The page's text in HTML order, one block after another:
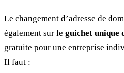
Le changement d’adresse de
également sur le guichet unique
gratuite pour une entreprise
Il faut :